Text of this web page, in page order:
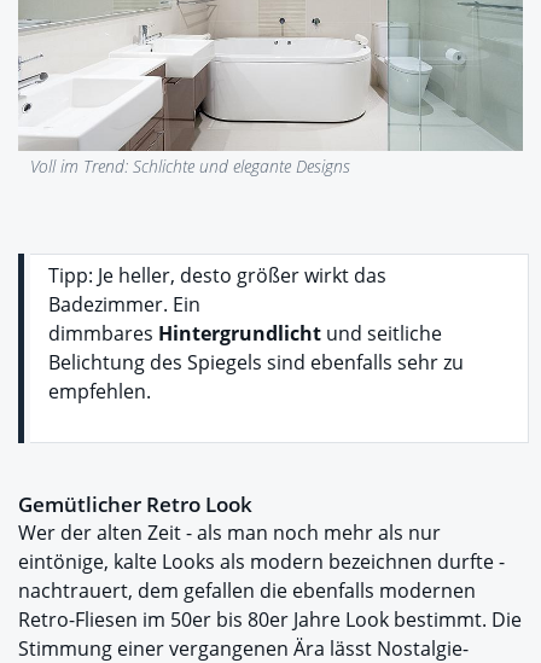
Voll im Trend: Schlichte und elegante Designs
Tipp: Je heller, desto größer wirkt das
Badezimmer. Ein
dimmbares Hintergrundlicht und seitliche
Belichtung des Spiegels sind ebenfalls sehr zu
empfehlen.
Gemütlicher Retro Look
Wer der alten Zeit - als man noch mehr als nur
eintönige, kalte Looks als modern bezeichnen durfte -
nachtrauert, dem gefallen die ebenfalls modernen
Retro-Fliesen im 50er bis 80er Jahre Look bestimmt. Die
Stimmung einer vergangenen Ära lässt Nostalgie-